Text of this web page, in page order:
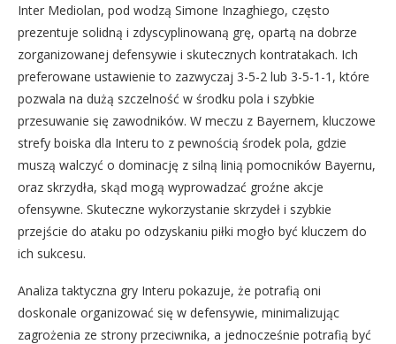
Inter Mediolan, pod wodzą Simone Inzaghiego, często
prezentuje solidną i zdyscyplinowaną grę, opartą na dobrze
zorganizowanej defensywie i skutecznych kontratakach. Ich
preferowane ustawienie to zazwyczaj 3-5-2 lub 3-5-1-1, które
pozwala na dużą szczelność w środku pola i szybkie
przesuwanie się zawodników. W meczu z Bayernem, kluczowe
strefy boiska dla Interu to z pewnością środek pola, gdzie
muszą walczyć o dominację z silną linią pomocników Bayernu,
oraz skrzydła, skąd mogą wyprowadzać groźne akcje
ofensywne. Skuteczne wykorzystanie skrzydeł i szybkie
przejście do ataku po odzyskaniu piłki mogło być kluczem do
ich sukcesu.
Analiza taktyczna gry Interu pokazuje, że potrafią oni
doskonale organizować się w defensywie, minimalizując
zagrożenia ze strony przeciwnika, a jednocześnie potrafią być